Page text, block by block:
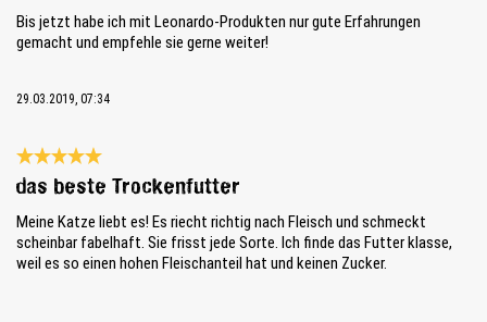
Bis jetzt habe ich mit Leonardo-Produkten nur gute Erfahrungen
gemacht und empfehle sie gerne weiter!
29.03.2019, 07:34
Reseña con calificación de 5 de 5 estrellas
das beste Trockenfutter
Meine Katze liebt es! Es riecht richtig nach Fleisch und schmeckt
scheinbar fabelhaft. Sie frisst jede Sorte. Ich finde das Futter klasse,
weil es so einen hohen Fleischanteil hat und keinen Zucker.